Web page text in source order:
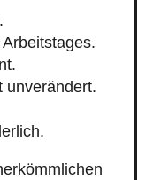
unverändert.